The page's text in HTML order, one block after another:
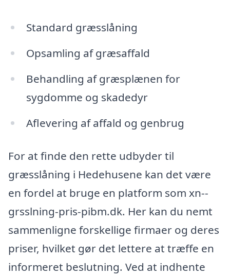
Standard græsslåning
Opsamling af græsaffald
Behandling af græsplænen for
sygdomme og skadedyr
Aflevering af affald og genbrug
For at finde den rette udbyder til
græsslåning i Hedehusene kan det være
en fordel at bruge en platform som xn--
grsslning-pris-pibm.dk. Her kan du nemt
sammenligne forskellige firmaer og deres
priser, hvilket gør det lettere at træffe en
informeret beslutning. Ved at indhente